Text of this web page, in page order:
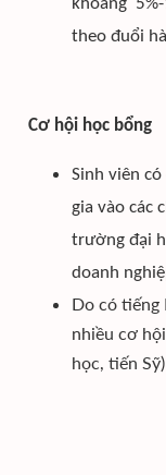
khoảng
theo đuổi
Cơ hội học bổng
Sinh viên
gia vào các
trường đại
doanh
Do có tiếng
nhiều cơ
học, tiến